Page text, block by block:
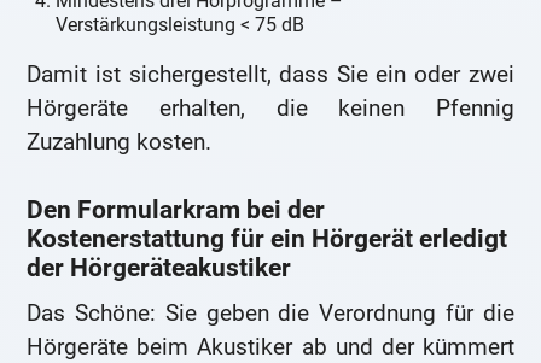
Verstärkungsleistung < 75 dB
Damit ist sichergestellt, dass Sie ein oder zwei
Hörgeräte erhalten, die keinen Pfennig
Zuzahlung kosten.
Den Formularkram bei der
Kostenerstattung für ein Hörgerät erledigt
der Hörgeräteakustiker
Das Schöne: Sie geben die Verordnung für die
Hörgeräte beim Akustiker ab und der kümmert